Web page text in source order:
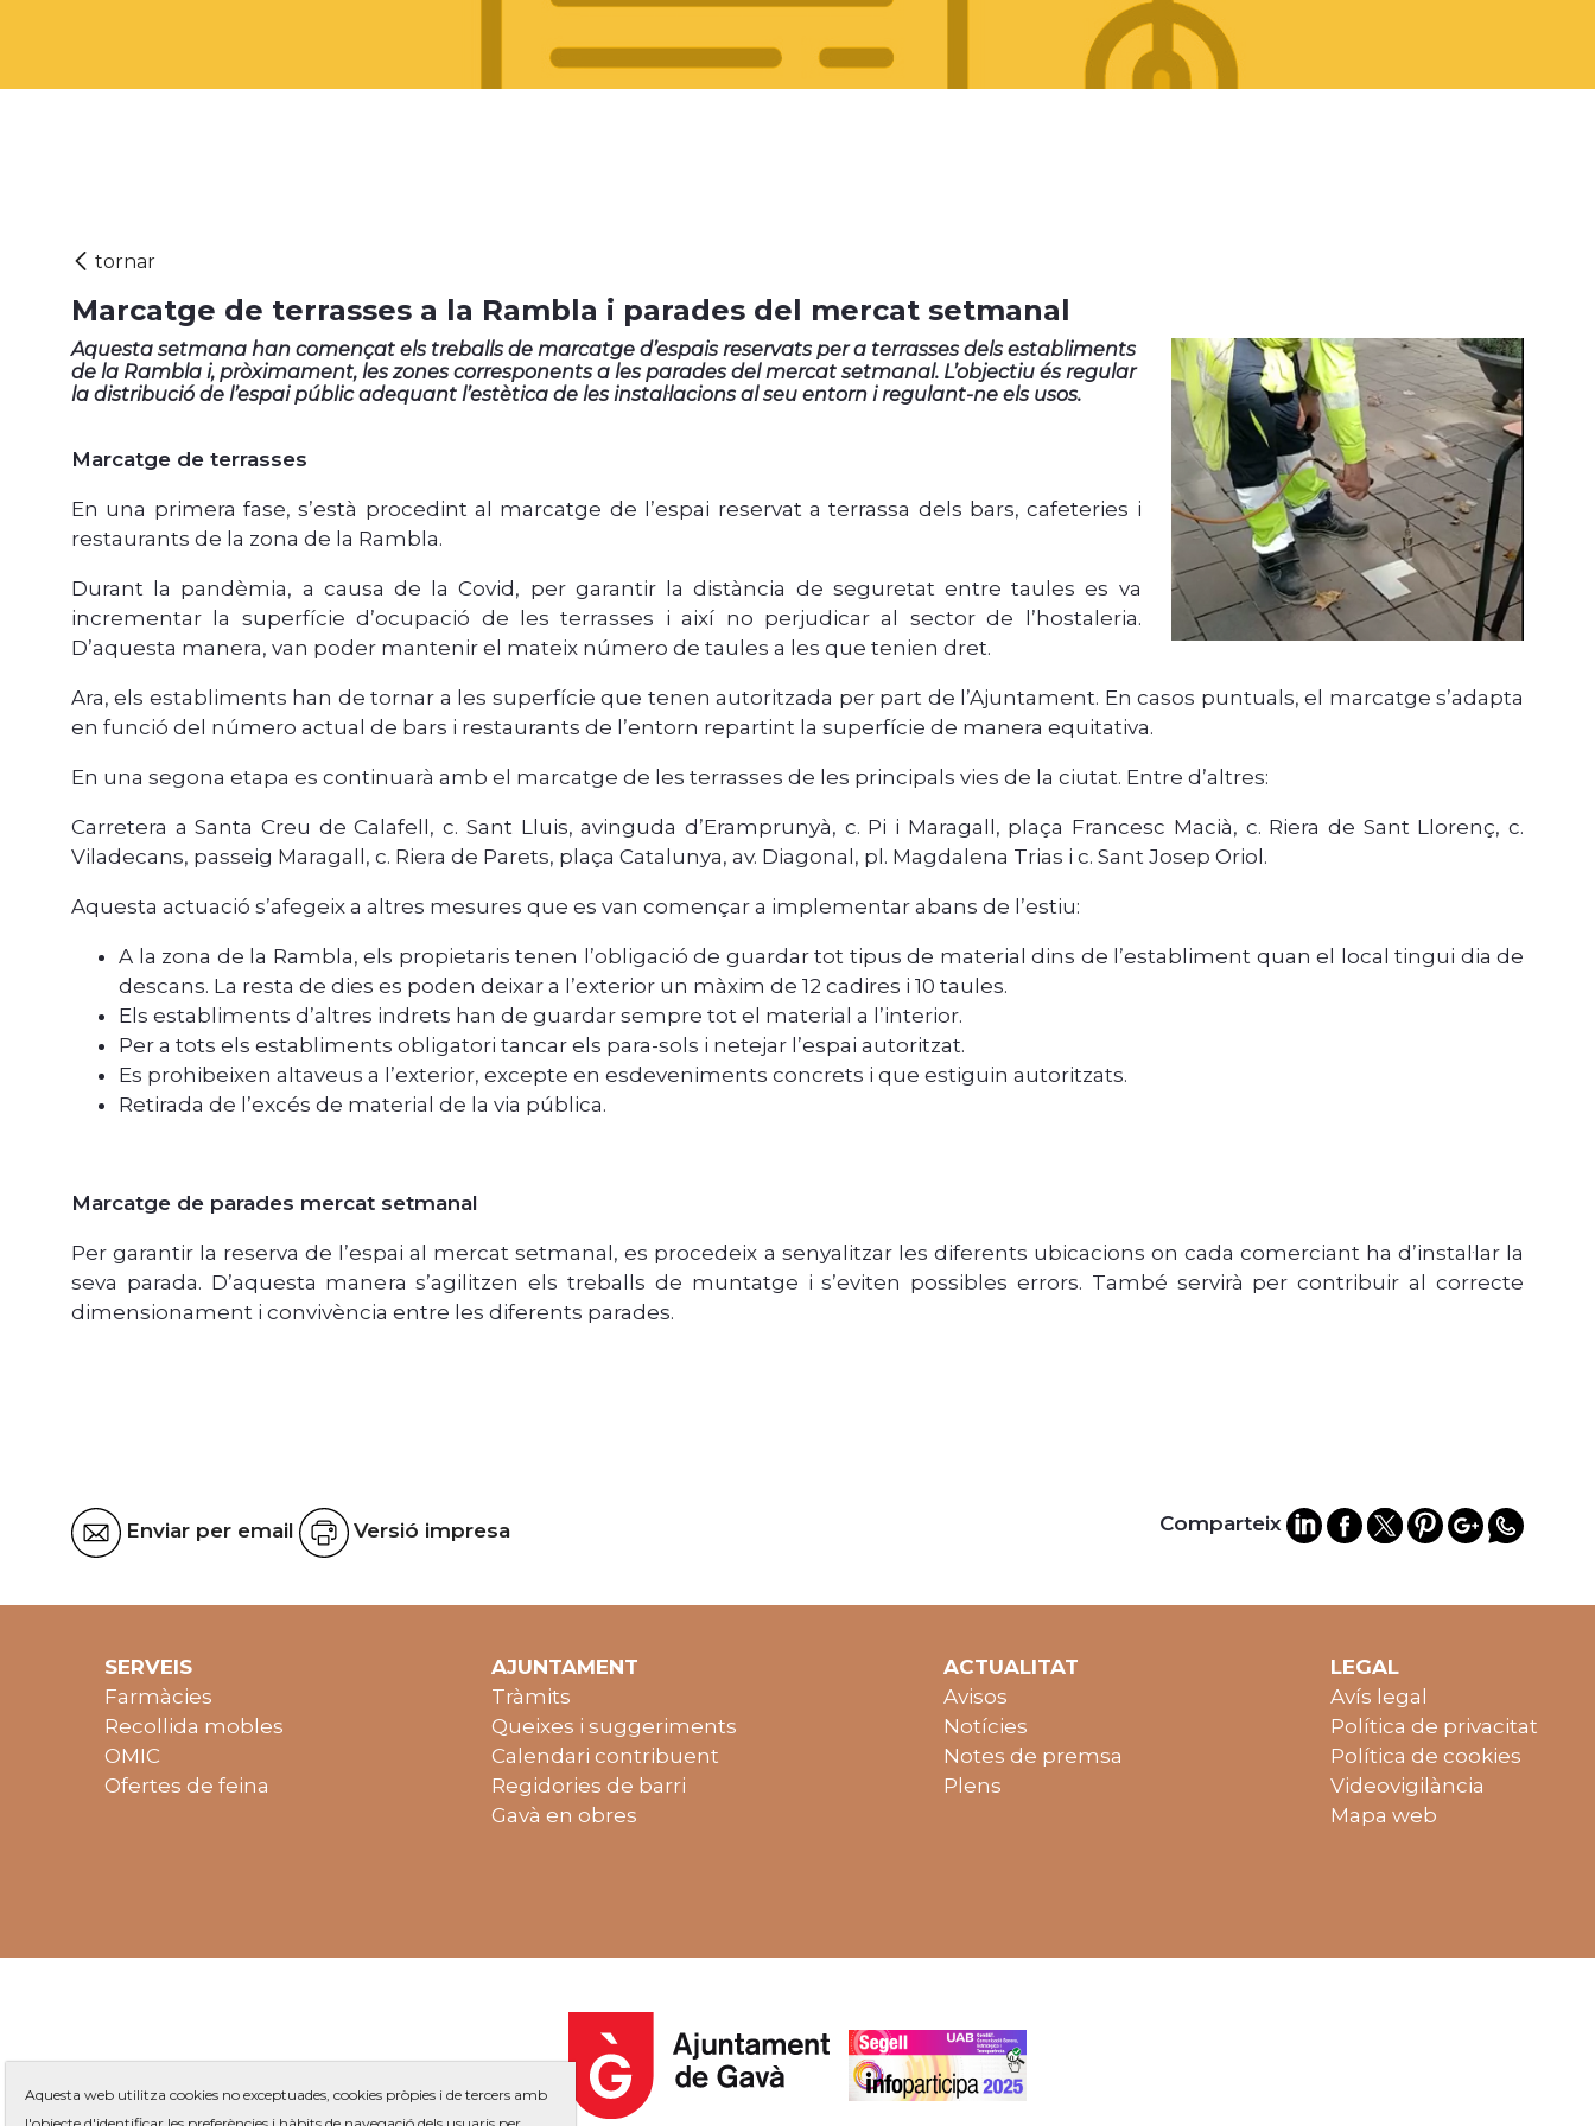
Marcatge de terrasses a la Rambla i parades del mercat setmanal
Aquesta setmana han començat els treballs de marcatge d’espais reservats per a terrasses dels establiments
de la Rambla i, pròximament, les zones corresponents a les parades del mercat setmanal. L’objectiu és regular
la distribució de l’espai públic adequant l’estètica de les instal·lacions al seu entorn i regulant-ne els usos.
Marcatge de terrasses
En una primera fase, s’està procedint al marcatge de l’espai reservat a terrassa dels bars, cafeteries i
restaurants de la zona de la Rambla.
Durant la pandèmia, a causa de la Covid, per garantir la distància de seguretat entre taules es va
incrementar la superfície d’ocupació de les terrasses i així no perjudicar al sector de l’hostaleria.
D’aquesta manera, van poder mantenir el mateix número de taules a les que tenien dret.
Ara, els establiments han de tornar a les superfície que tenen autoritzada per part de l’Ajuntament. En casos puntuals, el marcatge s’adapta
en funció del número actual de bars i restaurants de l’entorn repartint la superfície de manera equitativa.
En una segona etapa es continuarà amb el marcatge de les terrasses de les principals vies de la ciutat. Entre d’altres:
Carretera a Santa Creu de Calafell, c. Sant Lluis, avinguda d’Eramprunyà, c. Pi i Maragall, plaça Francesc Macià, c. Riera de Sant Llorenç, c.
Viladecans, passeig Maragall, c. Riera de Parets, plaça Catalunya, av. Diagonal, pl. Magdalena Trias i c. Sant Josep Oriol.
Aquesta actuació s’afegeix a altres mesures que es van començar a implementar abans de l’estiu:
A la zona de la Rambla, els propietaris tenen l’obligació de guardar tot tipus de material dins de l’establiment quan el local tingui dia de
descans. La resta de dies es poden deixar a l’exterior un màxim de 12 cadires i 10 taules.
Els establiments d’altres indrets han de guardar sempre tot el material a l’interior.
Per a tots els establiments obligatori tancar els para-sols i netejar l’espai autoritzat.
Es prohibeixen altaveus a l’exterior, excepte en esdeveniments concrets i que estiguin autoritzats.
Retirada de l’excés de material de la via pública.
Marcatge de parades mercat setmanal
Per garantir la reserva de l’espai al mercat setmanal, es procedeix a senyalitzar les diferents ubicacions on cada comerciant ha d’instal·lar la
seva parada. D’aquesta manera s’agilitzen els treballs de muntatge i s’eviten possibles errors. També servirà per contribuir al correcte
dimensionament i convivència entre les diferents parades.
Enviar per email Versió impresa Comparteix
SERVEIS
Farmàcies
Recollida mobles
OMIC
Ofertes de feina
AJUNTAMENT
Tràmits
Queixes i suggeriments
Calendari contribuent
Regidories de barri
Gavà en obres
ACTUALITAT
Avisos
Notícies
Notes de premsa
Plens
LEGAL
Avís legal
Política de privacitat
Política de cookies
Videovigilància
Mapa web
Aquesta web utilitza cookies no exceptuades, cookies pròpies i de tercers amb